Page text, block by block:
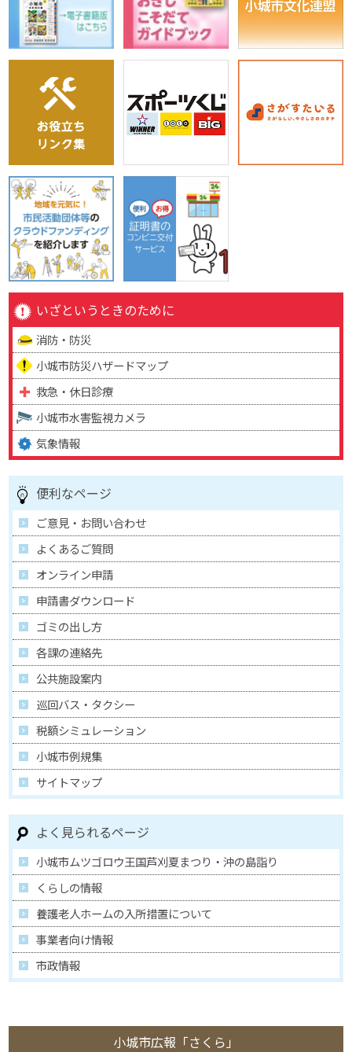
いざというときのために
消防・防災
小城市防災ハザードマップ
救急・休日診療
小城市水害監視カメラ
気象情報
便利なページ
ご意見・お問い合わせ
よくあるご質問
オンライン申請
申請書ダウンロード
ゴミの出し方
各課の連絡先
公共施設案内
巡回バス・タクシー
税額シミュレーション
小城市例規集
サイトマップ
よく見られるページ
小城市ムツゴロウ王国芦刈夏まつり・沖の島詣り
くらしの情報
養護老人ホームの入所措置について
事業者向け情報
市政情報
小城市広報「さくら」